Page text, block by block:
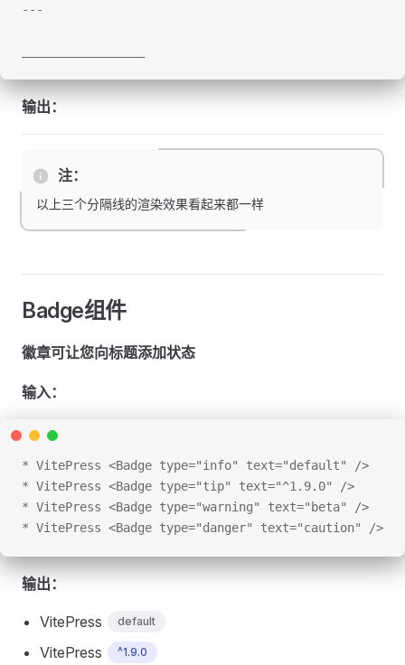
---
输出：
注：
以上三个分隔线的渲染效果看起来都一样
Badge组件
徽章可让您向标题添加状态
输入：
* VitePress <Badge type="info" text="default" />
* VitePress <Badge type="tip" text="^1.9.0" />
* VitePress <Badge type="warning" text="beta" />
* VitePress <Badge type="danger" text="caution" />
输出：
VitePress default
VitePress ^1.9.0